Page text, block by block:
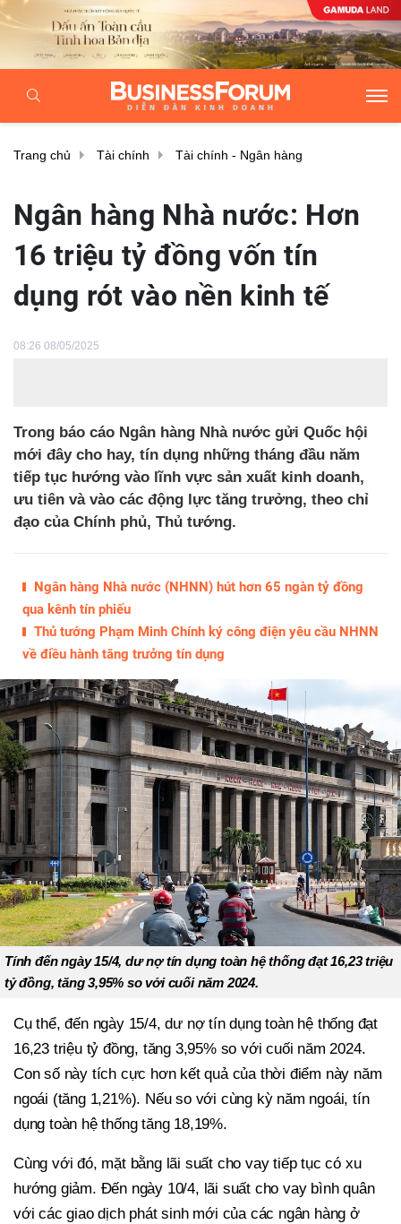
Trang chủ Tài chính Tài chính - Ngân hàng
Ngân hàng Nhà nước: Hơn
16 triệu tỷ đồng vốn tín
dụng rót vào nền kinh tế
08:26 08/05/2025
Trong báo cáo Ngân hàng Nhà nước gửi Quốc hội
mới đây cho hay, tín dụng những tháng đầu năm
tiếp tục hướng vào lĩnh vực sản xuất kinh doanh,
ưu tiên và vào các động lực tăng trưởng, theo chỉ
đạo của Chính phủ, Thủ tướng.
Ngân hàng Nhà nước (NHNN) hút hơn 65 ngàn tỷ đồng
qua kênh tín phiếu
Thủ tướng Phạm Minh Chính ký công điện yêu cầu NHNN
về điều hành tăng trưởng tín dụng
Tính đến ngày 15/4, dư nợ tín dụng toàn hệ thống đạt 16,23 triệu
tỷ đồng, tăng 3,95% so với cuối năm 2024.
Cụ thể, đến ngày 15/4, dư nợ tín dụng toàn hệ thống đạt
16,23 triệu tỷ đồng, tăng 3,95% so với cuối năm 2024.
Con số này tích cực hơn kết quả của thời điểm này năm
ngoái (tăng 1,21%). Nếu so với cùng kỳ năm ngoái, tín
dụng toàn hệ thống tăng 18,19%.
Cùng với đó, mặt bằng lãi suất cho vay tiếp tục có xu
hướng giảm. Đến ngày 10/4, lãi suất cho vay bình quân
với các giao dịch phát sinh mới của các ngân hàng ở